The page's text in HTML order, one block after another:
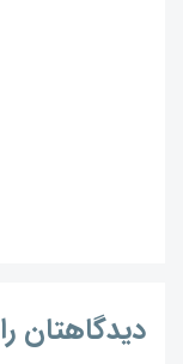
دیدگاهتان